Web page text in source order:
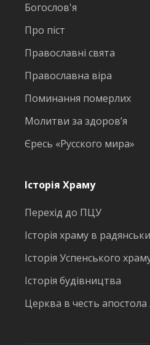
Богослов'я
Про піст
Православні свята
Православна віра
Поминання померлих
Молитви за здоров’я
Єресь «Русского мира»
Історія Храму
Перехід до ПЦУ
Історія храму в
Історія Успенського
Історія будівництва
Церква в честь апостола